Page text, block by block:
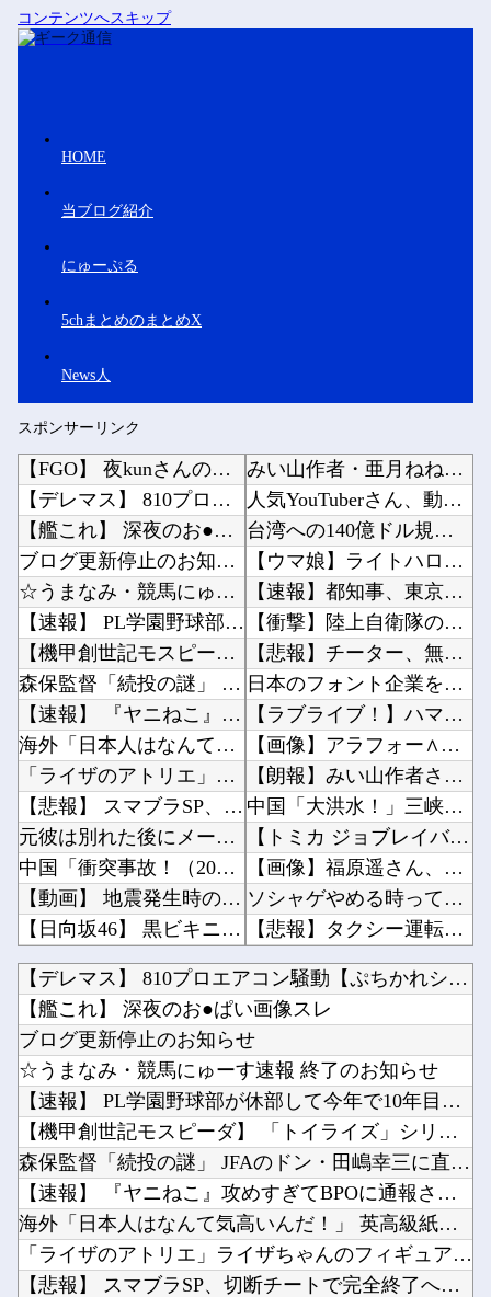
コンテンツへスキップ
HOME
当ブログ紹介
にゅーぷる
5chまとめのまとめX
News人
スポンサーリンク
【FGO】 夜kunさんのモルガンイラスト！！ 蝶の羽好きです！
【デレマス】 810プロエアコン騒動【ぷちかれシリーズ】
【艦これ】 深夜のお●ぱい画像スレ
ブログ更新停止のお知らせ
☆うまなみ・競馬にゅーす速報 終了のお知らせ
【速報】 PL学園野球部が休部して今年で10年目、PL学園の全生徒数は35人
【機甲創世記モスピーダ】 「トイライズ」シリーズ新作【明日予約開始】
森保監督「続投の謎」 JFAのドン・田嶋幸三に直撃 「目標達成できなかったからと言って消す...
【速報】 『ヤニねこ』攻めすぎてBPOに通報される
海外「日本人はなんて気高いんだ！」 英高級紙も驚愕した極限の中の日本人の姿に世界が衝撃
「ライザのアトリエ」ライザちゃんのフィギュア発売決定！イラストそのままの超クオリティ！？太...
【悲報】 スマブラSP、切断チートで完全終了へ…
元彼は別れた後にメールで借金を申し込んできたので、会ってその場で消費者金融へ連れて行った…
中国「衝突事故！（2025年」中国軍と中国海警局「フィリピン船の追跡中に衝突！（8/11」...
【動画】 地震発生時の熊本総合病院の手術室の様子が(((゜Д゜)))
【日向坂46】 黒ビキニかほりん、強すぎる
【動画】 若手女優「兄とセ○クスシーンするんですか？分かりました…」
【Vtuber】 にじさんじライバーがリズム天国の配信しなくなったけど何かあったのか？「や...
【熊本地震】 発生後に居酒屋店内から温泉が吹き出す ← これ前触れじゃね？
Powered by livedoor 相互RSS
みい山作者・亜月ねねちゃんがチョロくて可愛いwwwwwww （※画像あり）他
人気YouTuberさん、動画内で最悪の秘密がバレて終わる・・・他
台湾への140億ドル規模の武器売却「確信している」 …米共和党重鎮、マコール議員が表明！他
【ウマ娘】ライトハロー × 島風衣装とかいう凶悪すぎる組み合わせｗｗｗ「大変なことに…」他
【速報】都知事、東京駅近くの都八重洲駐車場に「巨大地下シェルター」整備を正式表明他
【衝撃】陸上自衛隊の22歳陸士長、空き家で『とんでもない事』をしてしまう！！！！！他
【悲報】チーター、無理矢理カメラを設置されてしょんぼり顔他
日本のフォント企業を買収した海外資本、「なんで自ら売上ゼロにするようなことするの」とドン引...
【ラブライブ！】ハマダ歌謡祭に降幡愛さんが出演他
【画像】アラフォー∧∨女優さん、顔もお○ぱいもドスケベすぎるwwwwww他
【朗報】みい山作者さん、みいちゃんでチー牛なのではという疑惑が生まれるｗｗｗｗｗｗｗｗｗｗ...
中国「大洪水！」三峡ダム「9門開放！（全力放流」中国都市「三峡沿線の道路水没」中国政府「高...
【トミカ ジョブレイバー】「ライジングポリスブレイバーZERO デカライドアーマー 黒バイ...
【画像】福原遥さん、意外とあるｗ他
ソシャゲやめる時ってどんな時？他
【悲報】タクシー運転手、儲かりまくることが判明ｗｗｗｗｗｗｗｗ他
乃木坂の10月生まれってこんないるんだな！！！【乃木坂46】他
【ウマ娘】このキャラが声優（まりんか）同じってマジ！？←「スズカさんみたいな演技の方がレア...
モンスターハンターというゲームの魅力ってどんな部分だと思う？他
中国「大洪水！」三峡ダム「決壊危機」台風13号「三峡直撃確定」日本「最も強い勢力で接近！（...
【にじ甲2026】そういや前から謎に思ってたんやがなんでマドロックなんてアナウンス入ってた...
【正論】ホリエモン、移民受け入れ反対派にブチギレ→スタジオ誰も反論できず沈黙他
ドラクエのゼシカとかいう人気キャラｗｗｗｗ他
スマホって普及して20年くらい経つのに「落とすだけで割れる」問題いつまでもクリアできてない...
Powered by livedoor 相互RSS
【デレマス】 810プロエアコン騒動【ぷちかれシリーズ】
【艦これ】 深夜のお●ぱい画像スレ
ブログ更新停止のお知らせ
☆うまなみ・競馬にゅーす速報 終了のお知らせ
【速報】 PL学園野球部が休部して今年で10年目、PL学園の...
【機甲創世記モスピーダ】 「トイライズ」シリーズ新作【明日予...
森保監督「続投の謎」 JFAのドン・田嶋幸三に直撃 「目標達...
【速報】 『ヤニねこ』攻めすぎてBPOに通報される
海外「日本人はなんて気高いんだ！」 英高級紙も驚愕した極限の...
「ライザのアトリエ」ライザちゃんのフィギュア発売決定！イラス...
【悲報】 スマブラSP、切断チートで完全終了へ…